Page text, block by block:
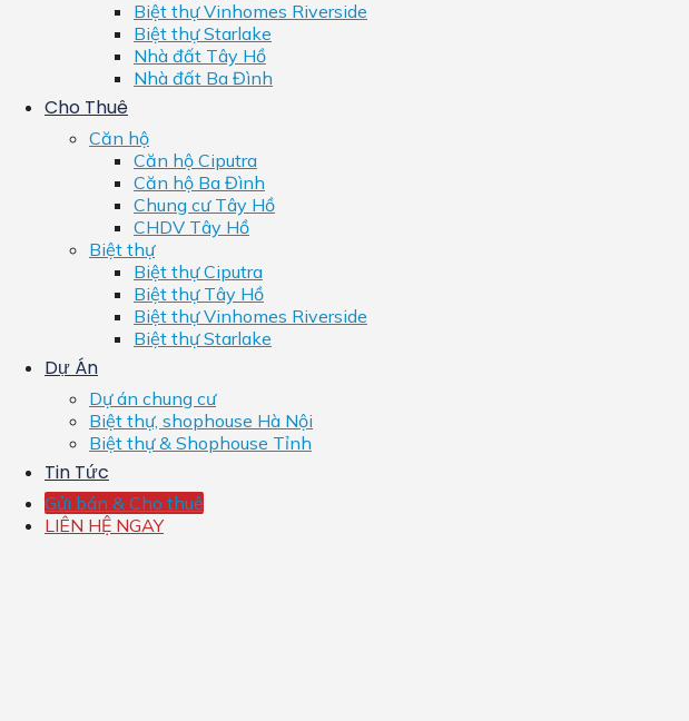
Biệt thự Vinhomes Riverside
Biệt thự Starlake
Nhà đất Tây Hồ
Nhà đất Ba Đình
Cho Thuê
Căn hộ
Căn hộ Ciputra
Căn hộ Ba Đình
Chung cư Tây Hồ
CHDV Tây Hồ
Biệt thự
Biệt thự Ciputra
Biệt thự Tây Hồ
Biệt thự Vinhomes Riverside
Biệt thự Starlake
Dự Án
Dự án chung cư
Biệt thự, shophouse Hà Nội
Biệt thự & Shophouse Tỉnh
Tin Tức
Gửi bán & Cho thuê
LIÊN HỆ NGAY